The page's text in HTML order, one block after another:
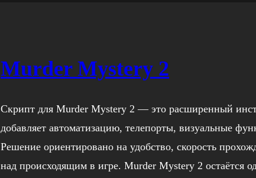
Murder Mystery 2
Скрипт для Murder Mystery 2 — это расширенный
добавляет автоматизацию, телепорты, визуальные
Решение ориентировано на удобство, скорость
над происходящим в игре. Murder Mystery 2 остаётся